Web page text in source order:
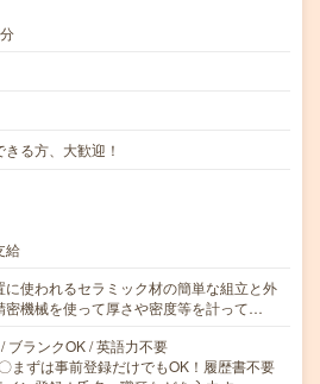
る方、大歓迎！
給
に使われるセラミック材の簡単な組立と外
密機械を使って厚さや密度等を計って…
ブランクOK / 英語力不要
まずは事前登録だけでもOK！履歴書不要